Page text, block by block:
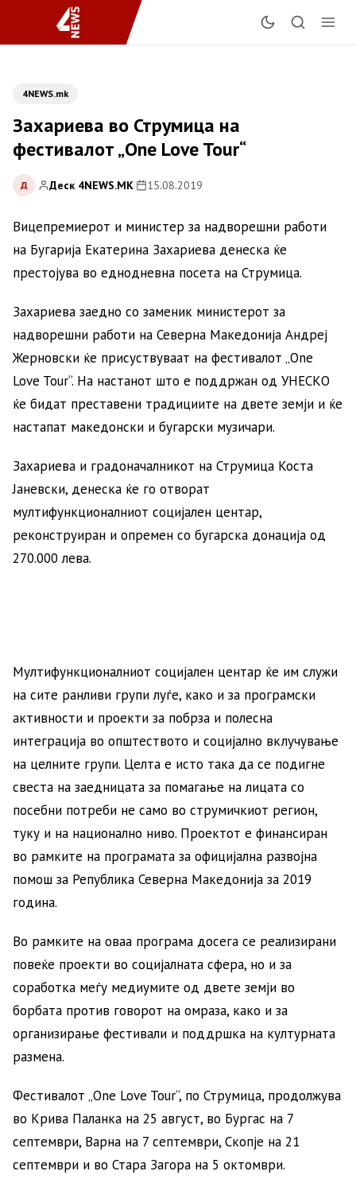
4NEWS.mk
Захариева во Струмица на
фестивалот „One Love Tour“
Д Деск 4NEWS.MK| 15.08.2019
Вицепремиерот и министер за надворешни работи
на Бугарија Екатерина Захариева денеска ќе
престојува во еднодневна посета на Струмица.
Захариева заедно со заменик министерот за
надворешни работи на Северна Македонија Андреј
Жерновски ќе присуствуваат на фестивалот „One
Love Tour“. На настанот што е поддржан од УНЕСКО
ќе бидат преставени традициите на двете земји и ќе
настапат македонски и бугарски музичари.
Захариева и градоначалникот на Струмица Коста
Јаневски, денеска ќе го отворат
мултифункционалниот социјален центар,
реконструиран и опремен со бугарска донација од
270.000 лева.
Мултифункционалниот социјален центар ќе им служи
на сите ранливи групи луѓе, како и за програмски
активности и проекти за побрза и полесна
интеграција во општеството и социјално вклучување
на целните групи. Целта е исто така да се подигне
свеста на заедницата за помагање на лицата со
посебни потреби не само во струмичкиот регион,
туку и на национално ниво. Проектот е финансиран
во рамките на програмата за официјална развојна
помош за Република Северна Македонија за 2019
година.
Во рамките на оваа програма досега се реализирани
повеќе проекти во социјалната сфера, но и за
соработка меѓу медиумите од двете земји во
борбата против говорот на омраза, како и за
организирање фестивали и поддршка на културната
размена.
Фестивалот „One Love Tour“, по Струмица, продолжува
во Крива Паланка на 25 август, во Бургас на 7
септември, Варна на 7 септември, Скопје на 21
септември и во Стара Загора на 5 октомври.